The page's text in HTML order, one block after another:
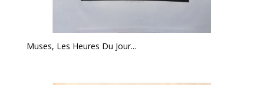
Muses, Les Heures Du Jour...